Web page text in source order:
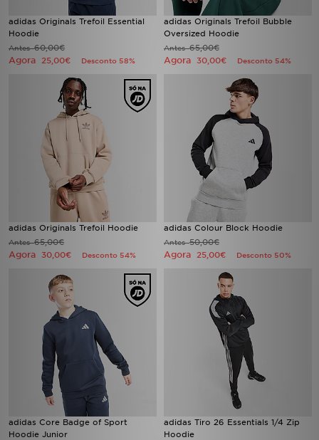
adidas Originals Trefoil Essential
Hoodie
Antes60,00€
Agora 25,00€ Desconto 58%
adidas Originals Trefoil Bubble
Oversized Hoodie
Antes65,00€
Agora 30,00€ Desconto 54%
adidas Originals Trefoil Hoodie
Antes65,00€
Agora 30,00€ Desconto 54%
adidas Colour Block Hoodie
Antes50,00€
Agora 25,00€ Desconto 50%
adidas Core Badge of Sport
Hoodie Junior
adidas Tiro 26 Essentials 1/4 Zip
Hoodie